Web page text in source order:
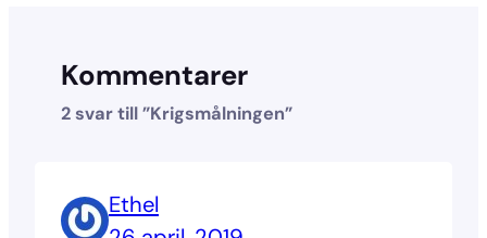
Kommentarer
2 svar till ”Krigsmålningen”
Ethel